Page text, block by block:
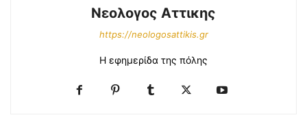
Νεολογος Αττικης
https://neologosattikis.gr
Η εφημερίδα της πόλης